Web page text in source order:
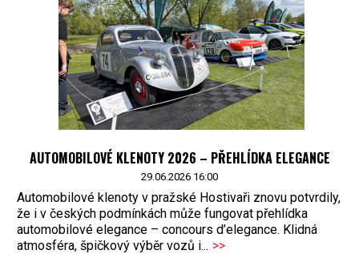
AUTOMOBILOVÉ KLENOTY 2026 – PŘEHLÍDKA ELEGANCE
29.06.2026 16:00
Automobilové klenoty v pražské Hostivaři znovu potvrdily,
že i v českých podmínkách může fungovat přehlídka
automobilové elegance – concours d’elegance. Klidná
atmosféra, špičkový výběr vozů i... >>